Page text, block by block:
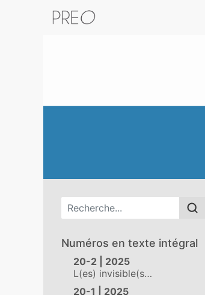
Menu principal
Numéros en texte intégral
20-2 | 2025
L(es) invisible(s…
20-1 | 2025